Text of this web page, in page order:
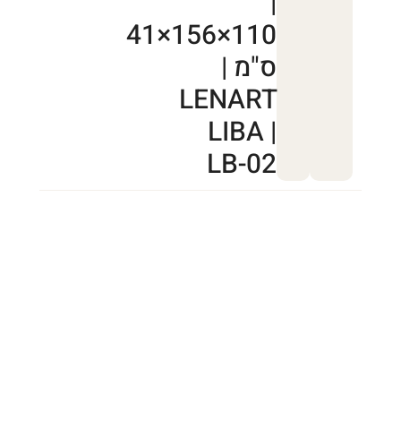
110×156×41
ס"מ |
LENART
LIBA |
LB-02